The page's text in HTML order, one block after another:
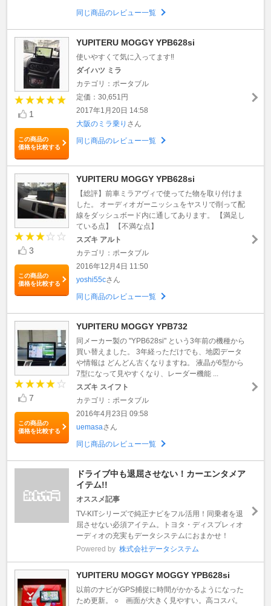
同じ商品のレビュー一覧
1
この商品の
価格を比較する
YUPITERU MOGGY YPB628si
使いやすくて気に入ってます‼︎
ダイハツ ミラ
カテゴリ：ポータブル
定価：30,651円
2017年1月20日 14:58
大阪のミラ乗り さん
同じ商品のレビュー一覧
3
この商品の
価格を比較する
YUPITERU MOGGY YPB628si
【総評】前車ミラアヴィで使ってた物を取り付けま
した。 オーディオガーニッシュをヤスリで削って配
線をダッシュボード内に通してあります。 【満足し
ている点】 【不満な点】
スズキ アルト
カテゴリ：ポータブル
2016年12月4日 11:50
yoshi55cさん
同じ商品のレビュー一覧
7
この商品の
価格を比較する
YUPITERU MOGGY YPB732
同メーカー製の "YPB628si" という3年前の機種から
買い替えました。 3年経っただけでも、地図データ
や情報は どんどん古くなりますね。 液晶が6型から
7型になって見やすくなり、レーダー機能 ...
スズキ スイフト
カテゴリ：ポータブル
2016年4月23日 09:58
uemasaさん
同じ商品のレビュー一覧
ドライブ中も退屈させない！カーエンタメア
イテム!!
オススメ記事
TV-KITシリーズで純正ナビをフル活用！同乗者を退
屈させない必須アイテム。トヨタ・ディスプレィオ
ーディオの充実もデータシステムにおまかせ！
Powered by 株式会社データシステム
YUPITERU MOGGY MOGGY YPB628si
以前のナビがGPS捕捉に時間がかかるようになった
ため更新。 ○ 画面が大きく見やすい。高コスパ。